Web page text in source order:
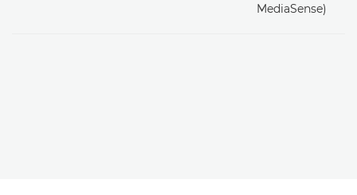
MediaSense)